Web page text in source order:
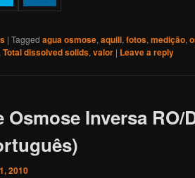
| Tagged agua osmose, aquili, fotos, medição,
Total dissolved solids, valor | Leave a reply
Osmose Inversa RO/
2010